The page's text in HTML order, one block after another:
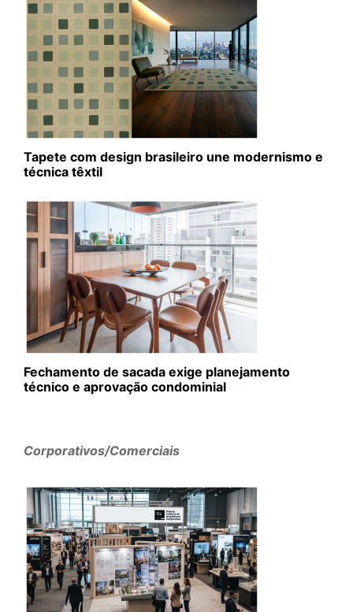
Tapete com design brasileiro une modernismo e
técnica têxtil
Fechamento de sacada exige planejamento
técnico e aprovação condominial
Corporativos/Comerciais